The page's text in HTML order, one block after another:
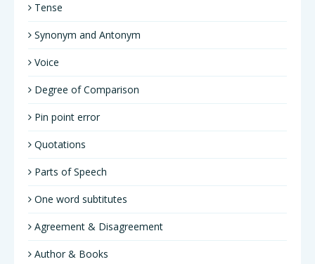
Tense
Synonym and Antonym
Voice
Degree of Comparison
Pin point error
Quotations
Parts of Speech
One word subtitutes
Agreement & Disagreement
Author & Books